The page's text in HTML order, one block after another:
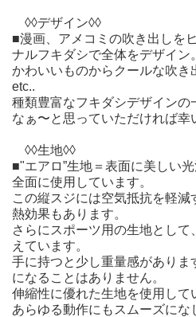
◊◊デザイン◊◊
■漫画、アメコミの吹き出しを
ナルフキダシで全体をデザイン。
かわいいものからクールな吹き
etc..
種類豊富なフキダシデザイン
なぁ〜と思っていただければ幸
◊◊生地◊◊
■"エアロ”生地＝表面に美しい
全面に使用しています。
この縦スジには空気抵抗を軽
熱効果もあります。
さらにスポーツ用の生地とし
えています。
手に持つと少し重量感があり
になることはありません。
伸縮性に優れた生地を使用して
あらゆる動作にもスムーズにな